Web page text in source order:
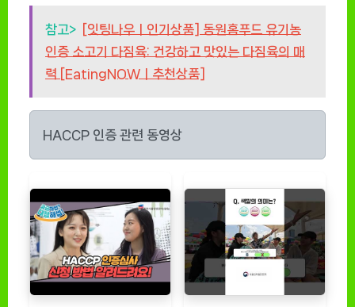
참고> [잇팅나우ㅣ인기상품] 동원홈푸드 유기농
인증 소고기 다짐육: 건강하고 맛있는 다짐육의 매
력 [EatingNOWㅣ추천상품]
HACCP 인증 관련 동영상